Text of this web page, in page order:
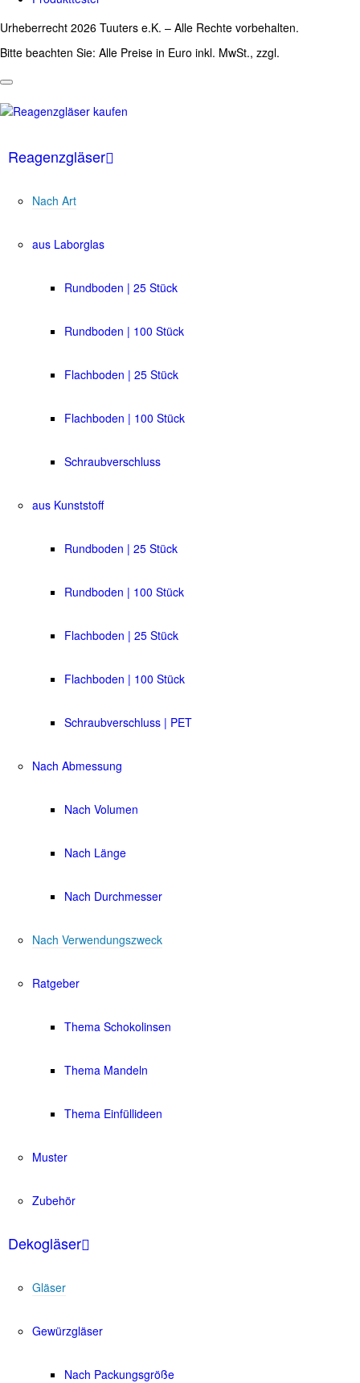
Urheberrecht 2026 Tuuters e.K. – Alle Rechte vorbehalten.
Bitte beachten Sie: Alle Preise in Euro inkl. MwSt., zzgl.
Reagenzgläser
Nach Art
aus Laborglas
Rundboden | 25 Stück
Rundboden | 100 Stück
Flachboden | 25 Stück
Flachboden | 100 Stück
Schraubverschluss
aus Kunststoff
Rundboden | 25 Stück
Rundboden | 100 Stück
Flachboden | 25 Stück
Flachboden | 100 Stück
Schraubverschluss | PET
Nach Abmessung
Nach Volumen
Nach Länge
Nach Durchmesser
Nach Verwendungszweck
Ratgeber
Thema Schokolinsen
Thema Mandeln
Thema Einfüllideen
Muster
Zubehör
Dekogläser
Gläser
Gewürzgläser
Nach Packungsgröße